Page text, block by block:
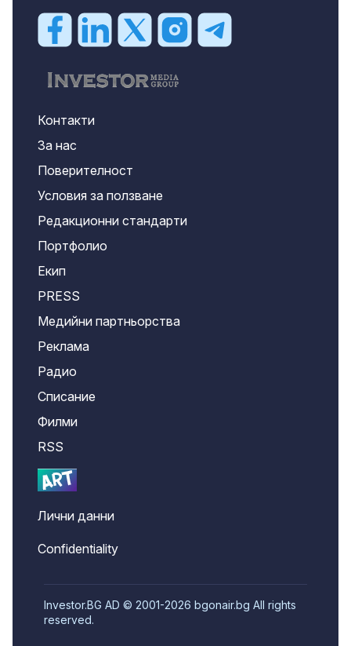
Контакти
За нас
Поверителност
Условия за ползване
Редакционни стандарти
Портфолио
Екип
PRESS
Медийни партньорства
Реклама
Радио
Списание
Филми
RSS
Лични данни
Confidentiality
Investor.BG AD © 2001-2026 bgonair.bg All rights
reserved.